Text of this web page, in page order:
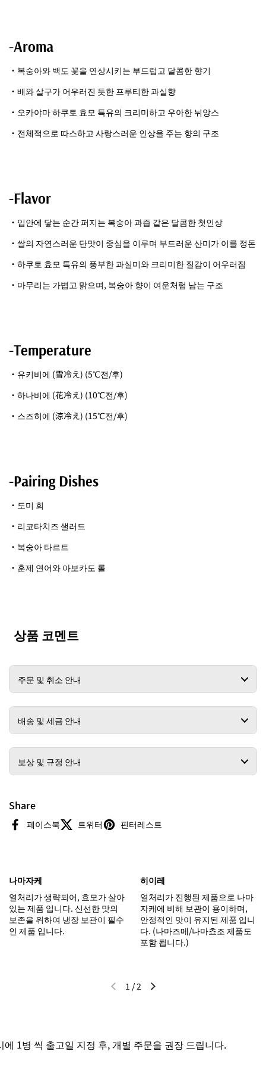
-Aroma
・복숭아와 백도 꽃을 연상시키는 부드럽고 달콤한 향기
・배와 살구가 어우러진 듯한 프루티한 과실향
・오카야마 하쿠토 효모 특유의 크리미하고 우아한 뉘앙스
・전체적으로 따스하고 사랑스러운 인상을 주는 향의 구조
-Flavor
・입안에 닿는 순간 퍼지는 복숭아 과즙 같은 달콤한 첫인상
・쌀의 자연스러운 단맛이 중심을 이루며 부드러운 산미가 이를 정돈
・하쿠토 효모 특유의 풍부한 과실미와 크리미한 질감이 어우러짐
・마무리는 가볍고 맑으며, 복숭아 향이 여운처럼 남는 구조
-Temperature
・유키비에 (雪冷え) (5℃전/후)
・하나비에 (花冷え) (10℃전/후)
・스즈히에 (涼冷え) (15℃전/후)
-Pairing Dishes
・도미 회
・리코타치즈 샐러드
・복숭아 타르트
・훈제 연어와 아보카도 롤
상품 코멘트
주문 및 취소 안내
배송 및 세금 안내
보상 및 규정 안내
Share
페이스북 트위터 핀터레스트
나마자케
열처리가 생략되어, 효모가 살아
있는 제품 입니다. 신선한 맛의
보존을 위하여 냉장 보관이 필수
인 제품 입니다.
히이레
열처리가 진행된 제품으로 나마
자케에 비해 보관이 용이하며,
안정적인 맛이 유지된 제품 입니
다. (나마즈메/나마쵸조 제품도
포함 됩니다.)
이전 슬라이드다음 슬라이드
1 /2
1병 씩 출고일 지정 후, 개별 주문을 권장 드립니다.